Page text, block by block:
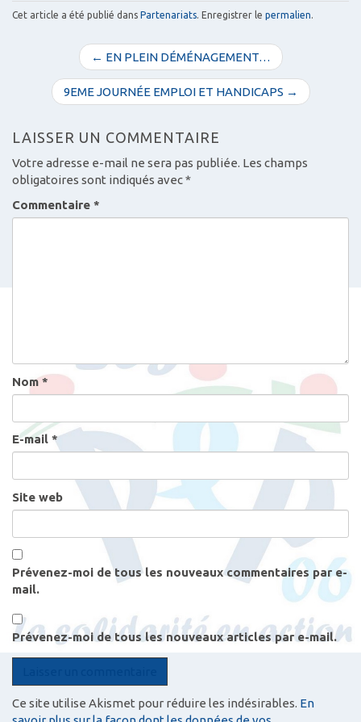
Cet article a été publié dans Partenariats. Enregistrer le permalien.
g
a
t
i
o
t
i
l
e
s
← EN PLEIN DÉMÉNAGEMENT…
9EME JOURNÉE EMPLOI ET HANDICAPS →
LAISSER UN COMMENTAIRE
Votre adresse e-mail ne sera pas publiée. Les champs
obligatoires sont indiqués avec*
Commentaire *
Nom *
E-mail *
Site web
Prévenez-moi de tous les nouveaux commentaires par e-
mail.
Prévenez-moi de tous les nouveaux articles par e-mail.
Ce site utilise Akismet pour réduire les indésirables. En